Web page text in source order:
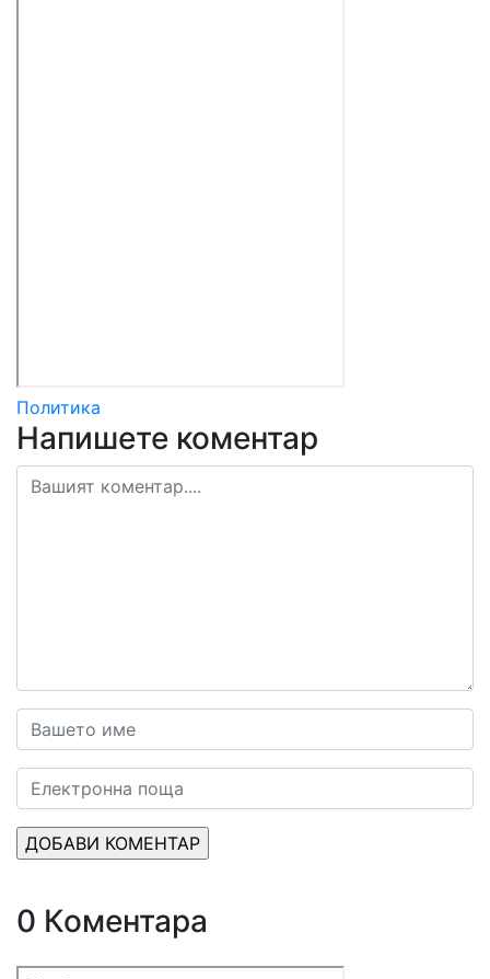
Политика
Напишете коментар
0 Коментара